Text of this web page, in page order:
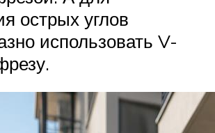
острых углов
использовать V-